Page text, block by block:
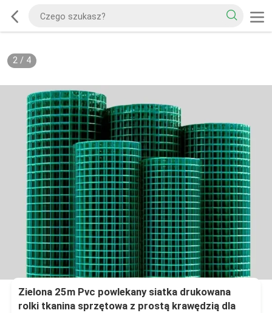
2/ 4
Zielona 25m Pvc powlekany siatka drukowana
rolki tkanina sprzętowa z prostą krawędzią dla